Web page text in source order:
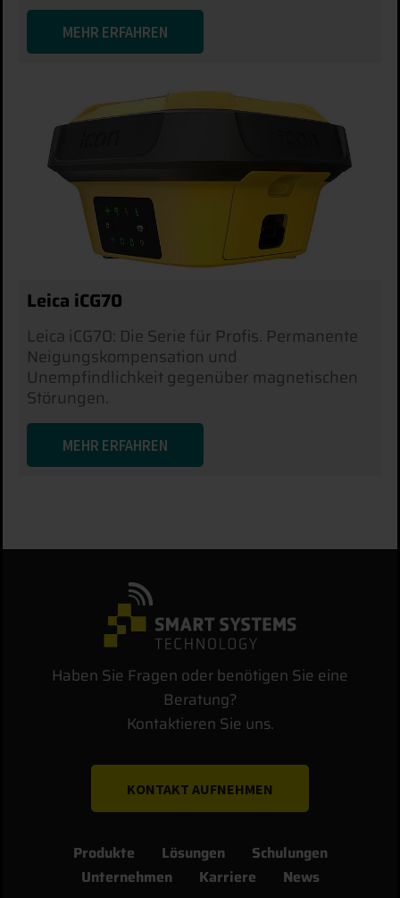
MEHR ERFAHREN
Leica iCG70
Leica iCG70: Die Serie für Profis. Permanente
Neigungskompensation und
Unempfindlichkeit gegenüber magnetischen
Störungen.
MEHR ERFAHREN
Haben Sie Fragen oder benötigen Sie eine
Beratung?
Kontaktieren Sie uns.
KONTAKT AUFNEHMEN
Produkte Lösungen
Schulungen
Unternehmen
Karriere News